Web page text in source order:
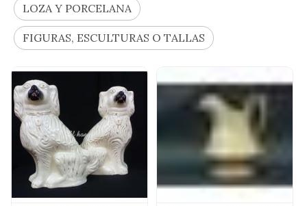
LOZA Y PORCELANA
FIGURAS, ESCULTURAS O TALLAS